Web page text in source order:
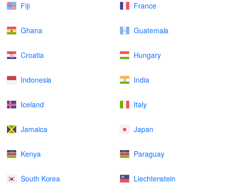
Fiji France
Ghana Guatemala
Croatia Hungary
Indonesia India
Iceland Italy
Jamaica Japan
Kenya Paraguay
South Korea Liechtenstein